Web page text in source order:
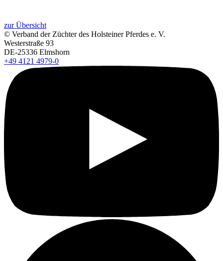
zur Übersicht
© Verband der Züchter des Holsteiner Pferdes e. V.
Westerstraße 93
DE-25336 Elmshorn
+49 4121 4979-0